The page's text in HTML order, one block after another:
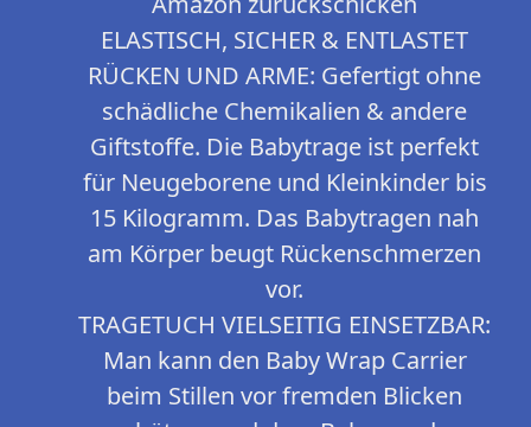
ELASTISCH, SICHER & ENTLASTET
RÜCKEN UND ARME: Gefertigt ohne
schädliche Chemikalien & andere
Giftstoffe. Die Babytrage ist perfekt
für Neugeborene und Kleinkinder bis
15 Kilogramm. Das Babytragen nah
am Körper beugt Rückenschmerzen
vor.
TRAGETUCH VIELSEITIG EINSETZBAR:
Man kann den Baby Wrap Carrier
beim Stillen vor fremden Blicken